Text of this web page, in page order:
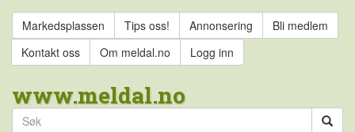
Markedsplassen Tips oss! Annonsering
Bli medlem
Kontakt oss
Om meldal.no Logg inn
www.meldal.no